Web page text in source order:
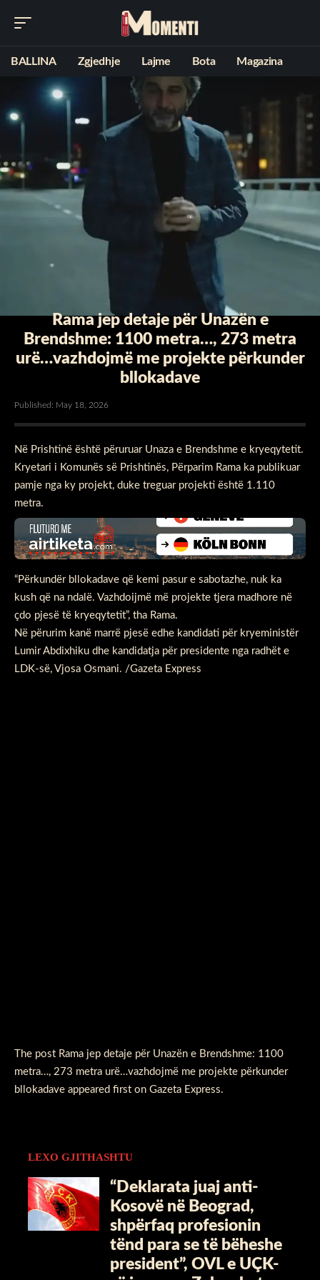
BALLINA Zgjedhje Lajme Bota Magazina
Rama jep detaje për Unazën e
Brendshme: 1100 metra…, 273 metra
urë…vazhdojmë me projekte përkunder
bllokadave
Published: May 18, 2026
Në Prishtinë është përuruar Unaza e Brendshme e kryeqytetit.
Kryetari i Komunës së Prishtinës, Përparim Rama ka publikuar
pamje nga ky projekt, duke treguar projekti është 1.110
metra.
“Përkundër bllokadave që kemi pasur e sabotazhe, nuk ka
kush që na ndalë. Vazhdoijmë më projekte tjera madhore në
çdo pjesë të kryeqytetit”, tha Rama.
Në përurim kanë marrë pjesë edhe kandidati për kryeministër
Lumir Abdixhiku dhe kandidatja për presidente nga radhët e
LDK-së, Vjosa Osmani. /Gazeta Express
The post Rama jep detaje për Unazën e Brendshme: 1100
metra…, 273 metra urë…vazhdojmë me projekte përkunder
bllokadave appeared first on Gazeta Express.
LEXO GJITHASHTU
“Deklarata juaj anti-
Kosovë në Beograd,
shpërfaq profesionin
tënd para se të bëheshe
president”, OVL e UÇK-